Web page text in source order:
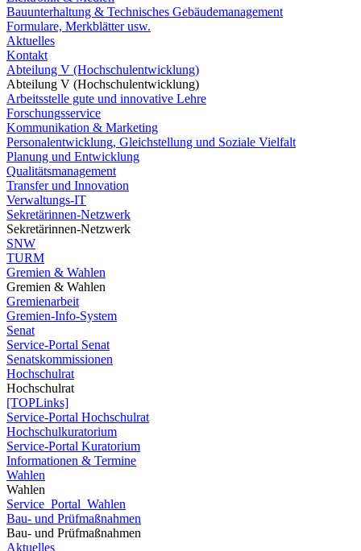
Bauunterhaltung & Technisches Gebäudemanagement
Formulare, Merkblätter usw.
Aktuelles
Kontakt
Abteilung V (Hochschulentwicklung)
Abteilung V (Hochschulentwicklung)
Arbeitsstelle gute und innovative Lehre
Forschungsservice
Kommunikation & Marketing
Personalentwicklung, Gleichstellung und Soziale Vielfalt
Planung und Entwicklung
Qualitätsmanagement
Transfer und Innovation
Verwaltungs-IT
Sekretärinnen-Netzwerk
Sekretärinnen-Netzwerk
SNW
TURM
Gremien & Wahlen
Gremien & Wahlen
Gremienarbeit
Gremien-Info-System
Senat
Service-Portal Senat
Senatskommissionen
Hochschulrat
Hochschulrat
[TOPLinks]
Service-Portal Hochschulrat
Hochschulkuratorium
Service-Portal Kuratorium
Informationen & Termine
Wahlen
Wahlen
Service_Portal_Wahlen
Bau- und Prüfmaßnahmen
Bau- und Prüfmaßnahmen
Aktuelles